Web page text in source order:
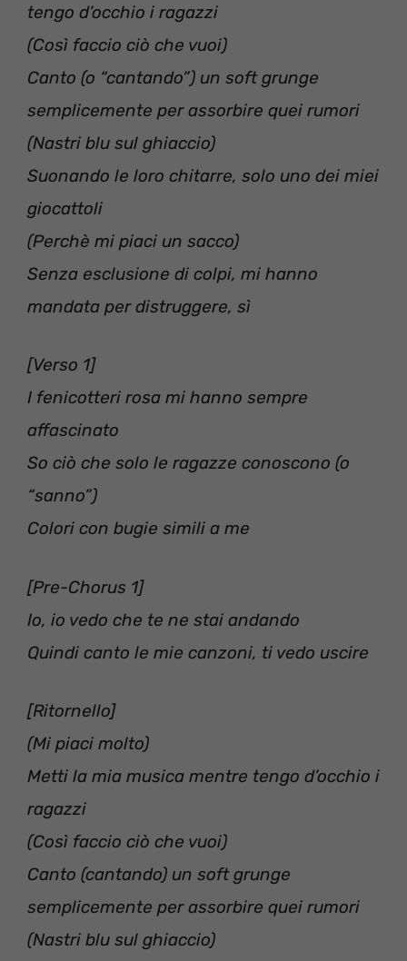
tengo d’occhio i ragazzi
(Così faccio ciò che vuoi)
Canto (o “cantando”) un soft grunge
semplicemente per assorbire quei rumori
(Nastri blu sul ghiaccio)
Suonando le loro chitarre, solo uno dei miei
giocattoli
(Perchè mi piaci un sacco)
Senza esclusione di colpi, mi hanno
mandata per distruggere, sì
[Verso 1]
I fenicotteri rosa mi hanno sempre
affascinato
So ciò che solo le ragazze conoscono (o
“sanno”)
Colori con bugie simili a me
[Pre-Chorus 1]
Io, io vedo che te ne stai andando
Quindi canto le mie canzoni, ti vedo uscire
[Ritornello]
(Mi piaci molto)
Metti la mia musica mentre tengo d’occhio i
ragazzi
(Così faccio ciò che vuoi)
Canto (cantando) un soft grunge
semplicemente per assorbire quei rumori
(Nastri blu sul ghiaccio)